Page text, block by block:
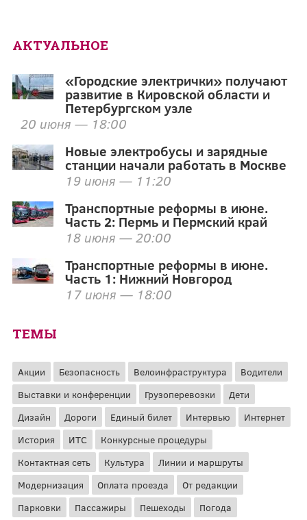
АКТУАЛЬНОЕ
«Городские электрички» получают
развитие в Кировской области и
Петербургском узле
20 июня — 18:00
Новые электробусы и зарядные
станции начали работать в Москве
19 июня — 11:20
Транспортные реформы в июне.
Часть 2: Пермь и Пермский край
18 июня — 20:00
Транспортные реформы в июне.
Часть 1: Нижний Новгород
17 июня — 18:00
ТЕМЫ
Акции Безопасность Велоинфраструктура
Водители
Выставки и конференции
Грузоперевозки
Дети
Дизайн
Дороги Единый билет Интервью
Интернет
История
ИТС
Конкурсные процедуры
Контактная сеть
Культура
Линии и маршруты
Модернизация
Оплата проезда
От редакции
Парковки
Пассажиры Пешеходы Погода